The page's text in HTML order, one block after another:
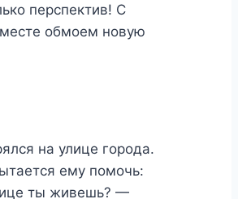
перспектив! С
обмоем новую
на улице города.
ему помочь:
ты живешь? —